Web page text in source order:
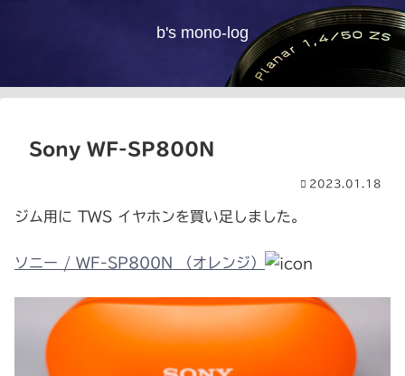
b's mono-log
Sony WF-SP800N
2023.01.18
ジム用に TWS イヤホンを買い足しました。
ソニー / WF-SP800N （オレンジ）